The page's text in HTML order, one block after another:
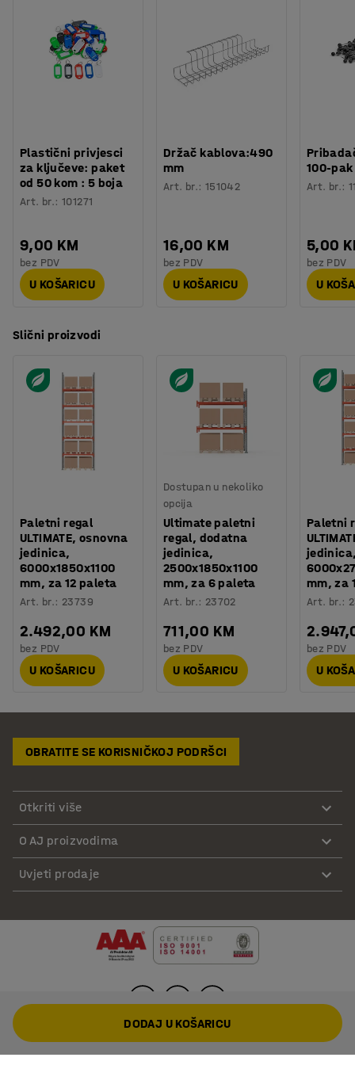
Plastični privjesci
za ključeve: paket
od 50 kom : 5 boja
Art. br.:101271
9,00 KM
bez PDV
U KOŠARICU
Držač kablova:490
mm
Art. br.: 151042
16,00 KM
bez PDV
U KOŠARICU
100-pak
Art. br.:
5,00
bez PDV
U
Slični proizvodi
Paletni regal
ULTIMATE, osnovna
jedinica,
6000x1850x1100
mm, za 12 paleta
Art. br.: 23739
2.492,00 KM
bez PDV
U KOŠARICU
Dostupan u nekoliko
opcija
Ultimate paletni
regal, dodatna
jedinica,
2500x1850x1100
mm, za 6 paleta
Art. br.: 23702
711,00 KM
bez PDV
U KOŠARICU
Paletni
mm, za
Art. br.:
bez PDV
U
OBRATITE SE KORISNIČKOJ PODRŠCI
Otkriti više
O AJ proizvodima
Uvjeti prodaje
DODAJ U KOŠARICU